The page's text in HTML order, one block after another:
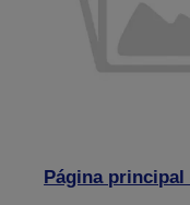
Página